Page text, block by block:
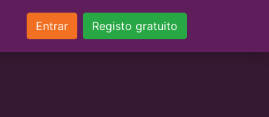
Entrar Registo gratuito